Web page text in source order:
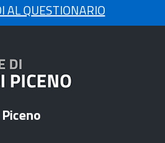
AL QUESTIONARIO